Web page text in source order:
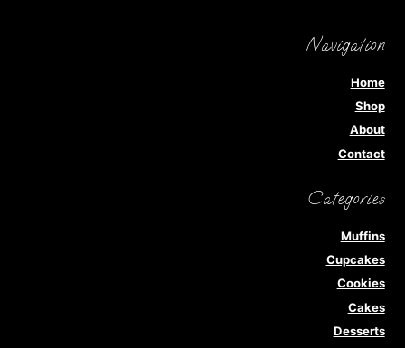
Navigation
Home
Shop
About
Contact
Categories
Muffins
Cupcakes
Cookies
Cakes
Desserts